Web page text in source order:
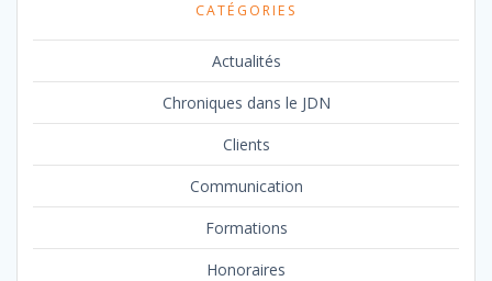
CATÉGORIES
Actualités
Chroniques dans le JDN
Clients
Communication
Formations
Honoraires